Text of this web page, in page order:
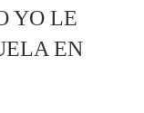
YO LE
EN